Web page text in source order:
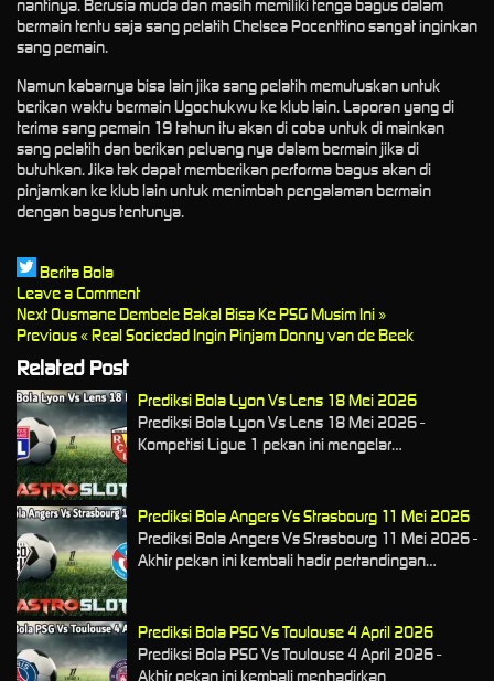
nantinya. Berusia muda dan masih memiliki tenga bagus dalam
bermain tentu saja sang pelatih Chelsea Pocenttino sangat inginkan
sang pemain.
Namun kabarnya bisa lain jika sang pelatih memutuskan untuk
berikan waktu bermain Ugochukwu ke klub lain. Laporan yang di
terima sang pemain 19 tahun itu akan di coba untuk di mainkan
sang pelatih dan berikan peluang nya dalam bermain jika di
butuhkan. Jika tak dapat memberikan performa bagus akan di
pinjamkan ke klub lain untuk menimbah pengalaman bermain
dengan bagus tentunya.
Berita Bola
Leave a Comment
NextOusmane Dembele Bakal Bisa Ke PSG Musim Ini »
Previous« Real Sociedad Ingin Pinjam Donny van de Beek
Related Post
Prediksi Bola Lyon Vs Lens 18 Mei 2026
Prediksi Bola Lyon Vs Lens 18 Mei 2026 -
Kompetisi Ligue 1 pekan ini mengelar…
Prediksi Bola Angers Vs Strasbourg 11 Mei 2026
Prediksi Bola Angers Vs Strasbourg 11 Mei 2026 -
Akhir pekan ini kembali hadir pertandingan…
Prediksi Bola PSG Vs Toulouse 4 April 2026
Prediksi Bola PSG Vs Toulouse 4 April 2026 -
Akhir pekan ini kembali menhadirkan